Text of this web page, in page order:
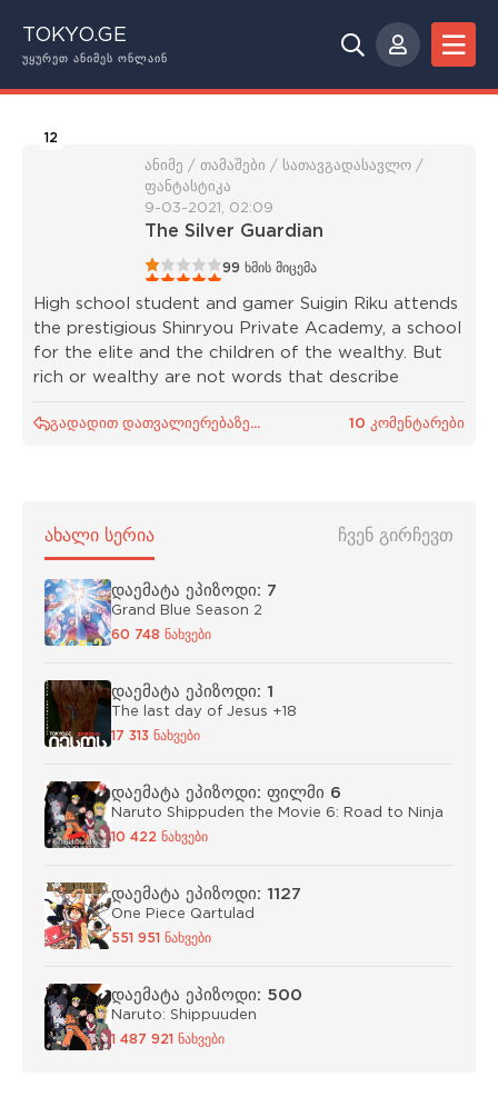
TOKYO.GE
ᲣᲧᲣᲠᲔᲗ ᲐᲜᲘᲛᲔᲡ ᲝᲜᲚᲐᲘᲜ
12
ანიმე / თამაშები / სათავგადასავლო /
ფანტასტიკა
9-03-2021, 02:09
The Silver Guardian
99 ხმის მიცემა
High school student and gamer Suigin Riku attends
the prestigious Shinryou Private Academy, a school
for the elite and the children of the wealthy. But
rich or wealthy are not words that describe
გადადით დათვალიერებაზე... 10 კომენტარები
ᲐᲮᲐᲚᲘ ᲡᲔᲠᲘᲐ ᲩᲕᲔᲜ ᲒᲘᲠᲩᲔᲕᲗ
დაემატა ეპიზოდი: 7
Grand Blue Season 2
60 748 ნახვები
დაემატა ეპიზოდი: 1
The last day of Jesus +18
17 313 ნახვები
დაემატა ეპიზოდი: ფილმი 6
Naruto Shippuden the Movie 6: Road to Ninja
10 422 ნახვები
დაემატა ეპიზოდი: 1127
One Piece Qartulad
551 951 ნახვები
დაემატა ეპიზოდი: 500
Naruto: Shippuuden
1 487 921 ნახვები